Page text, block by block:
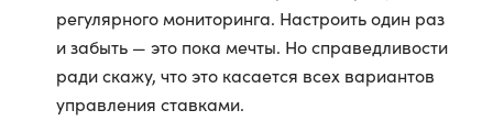
регулярного мониторинга. Настроить один раз
и забыть — это пока мечты. Но справедливости
ради скажу, что это касается всех вариантов
управления ставками.